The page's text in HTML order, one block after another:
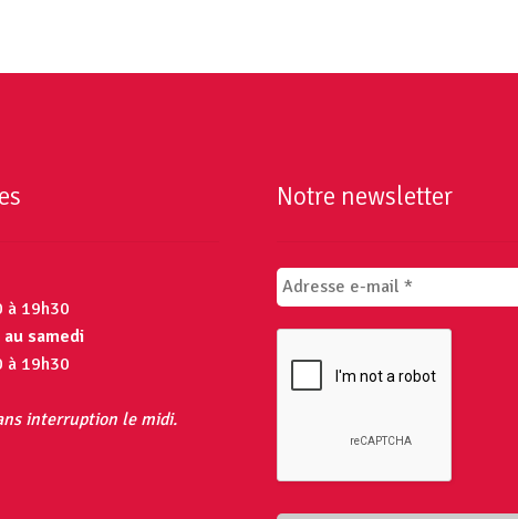
à 19h30
au samedi
à 19h30
interruption le midi.
Notre newsletter